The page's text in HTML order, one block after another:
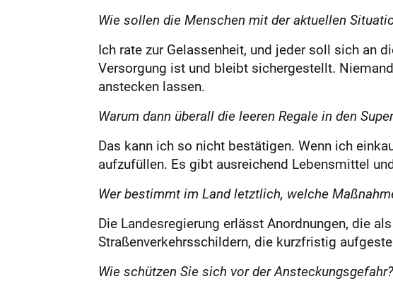
Wie sollen die Menschen mit der aktuellen
Ich rate zur Gelassenheit, und jeder soll sich an
Versorgung ist und bleibt sichergestellt.
anstecken lassen.
Warum dann überall die leeren Regale in den
Das kann ich so nicht bestätigen. Wenn ich
aufzufüllen. Es gibt ausreichend Lebensmittel
Wer bestimmt im Land letztlich, welche
Die Landesregierung erlässt Anordnungen, die
Straßenverkehrsschildern, die kurzfristig
Wie schützen Sie sich vor der Ansteckungsgefahr?